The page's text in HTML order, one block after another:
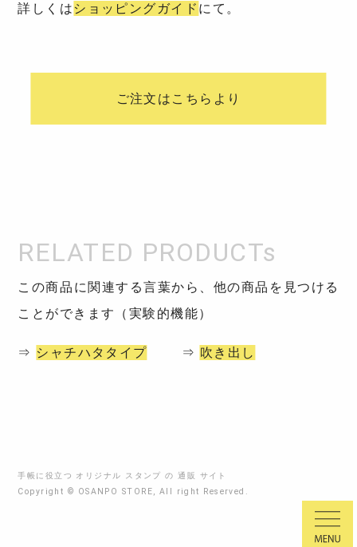
詳しくは ショッピングガイド にて。
ご注文はこちらより
この商品に関連する言葉から、他の商品を見つける
ことができます（実験的機能）
⇒ シャチハタタイプ ⇒ 吹き出し
手帳に役立つ オリジナル スタンプ の 通販 サイト
Copyright © OSANPO STORE, All right Reserved.
MENU